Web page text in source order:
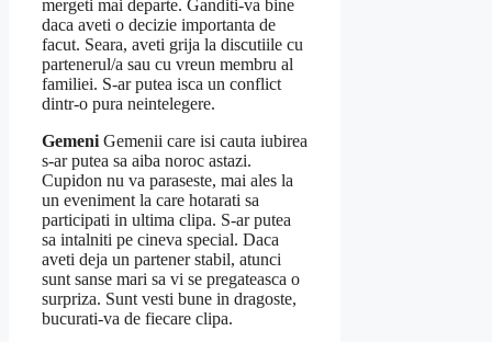
mergeti mai departe. Ganditi-va bine
daca aveti o decizie importanta de
facut. Seara, aveti grija la discutiile cu
partenerul/a sau cu vreun membru al
familiei. S-ar putea isca un conflict
dintr-o pura neintelegere.
Gemeni Gemenii care isi cauta iubirea
s-ar putea sa aiba noroc astazi.
Cupidon nu va paraseste, mai ales la
un eveniment la care hotarati sa
participati in ultima clipa. S-ar putea
sa intalniti pe cineva special. Daca
aveti deja un partener stabil, atunci
sunt sanse mari sa vi se pregateasca o
surpriza. Sunt vesti bune in dragoste,
bucurati-va de fiecare clipa.